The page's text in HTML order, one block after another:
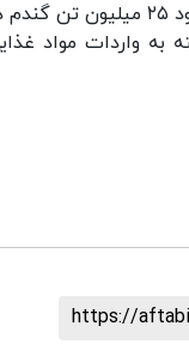
مطابق برآوردهای سازمان ملل در سال ۲۰۲۰ بیش از ۳۰ میلیون تن ذرت و حدود ۲۵ میلیون تن گندم در
واردات مواد غذایی
https://